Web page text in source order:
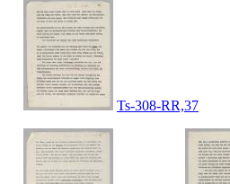
Ts-308-RR,37